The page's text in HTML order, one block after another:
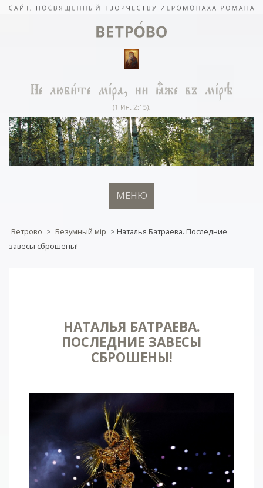
МЕНЮ
Ветрово > Безумный мiр > Наталья Батраева. Последние
завесы сброшены!
НАТАЛЬЯ БАТРАЕВА.
ПОСЛЕДНИЕ ЗАВЕСЫ
СБРОШЕНЫ!